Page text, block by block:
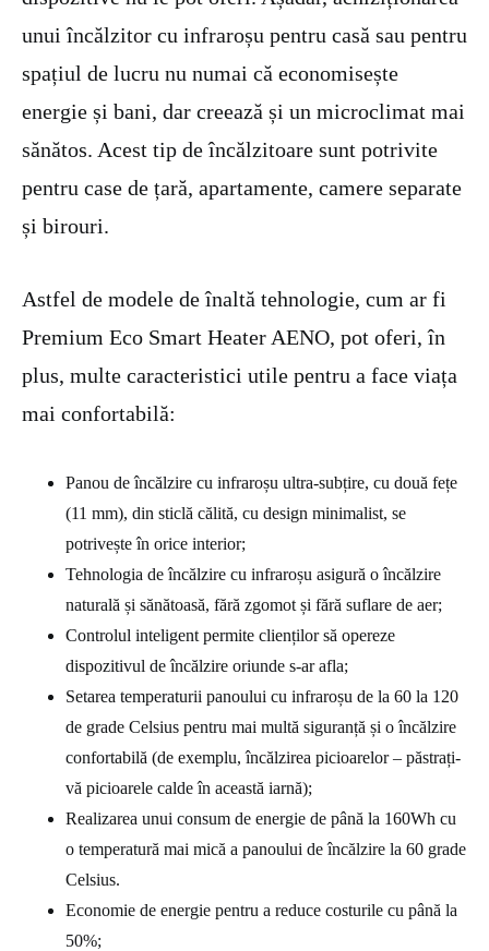
unui încălzitor cu infraroșu pentru casă sau pentru
spațiul de lucru nu numai că economisește
energie și bani, dar creează și un microclimat mai
sănătos. Acest tip de încălzitoare sunt potrivite
pentru case de țară, apartamente, camere separate
și birouri.
Astfel de modele de înaltă tehnologie, cum ar fi
Premium Eco Smart Heater AENO, pot oferi, în
plus, multe caracteristici utile pentru a face viața
mai confortabilă:
Panou de încălzire cu infraroșu ultra-subțire, cu două fețe
(11 mm), din sticlă călită, cu design minimalist, se
potrivește în orice interior;
Tehnologia de încălzire cu infraroșu asigură o încălzire
naturală și sănătoasă, fără zgomot și fără suflare de aer;
Controlul inteligent permite clienților să opereze
dispozitivul de încălzire oriunde s-ar afla;
Setarea temperaturii panoului cu infraroșu de la 60 la 120
de grade Celsius pentru mai multă siguranță și o încălzire
confortabilă (de exemplu, încălzirea picioarelor – păstrați-
vă picioarele calde în această iarnă);
Realizarea unui consum de energie de până la 160Wh cu
o temperatură mai mică a panoului de încălzire la 60 grade
Celsius.
Economie de energie pentru a reduce costurile cu până la
50%;